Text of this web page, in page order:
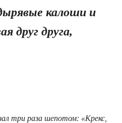
калоши и
друг друга,
три раза шепотом: «Крекс,